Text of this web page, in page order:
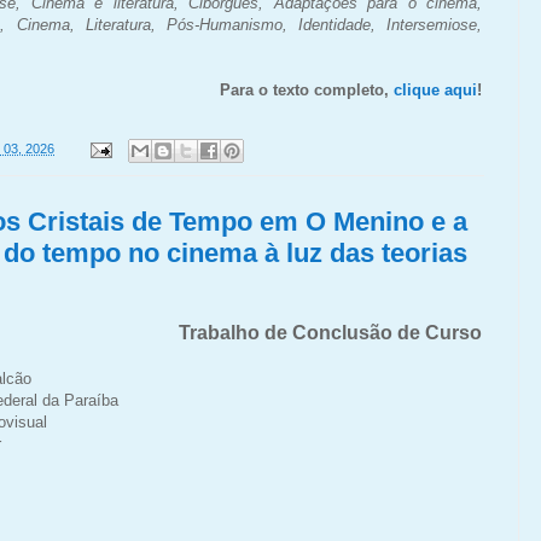
Literatura, Pós-Humanismo, Identidade, Intersemiose,
Para o texto completo, clique aqui!
03, 2026
Cristais de Tempo em O Menino e a
tempo no cinema à luz das teorias
Trabalho de Conclusão de Curso
da Paraíba